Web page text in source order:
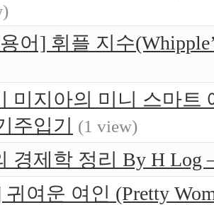
어] 휘플 지수
미지아의 미니 스마트
주입기
(1 view)
경제학 정리 By H Log
여운 여인 (Pretty